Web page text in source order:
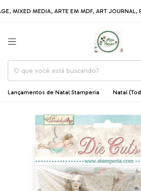
MIXED MEDIA, ARTE EM MDF, ART JOURNAL,
Lançamentos de Natal Stamperia Natal